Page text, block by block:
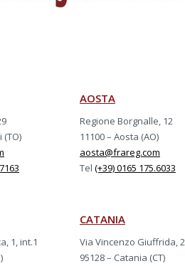
(TO)
AOSTA
Regione Borgnalle, 12
11100 – Aosta (AO)
aosta@frareg.com
Tel (+39) 0165 175.6033
1, int.1
CATANIA
Via Vincenzo Giuffrida,
95128 – Catania (CT)